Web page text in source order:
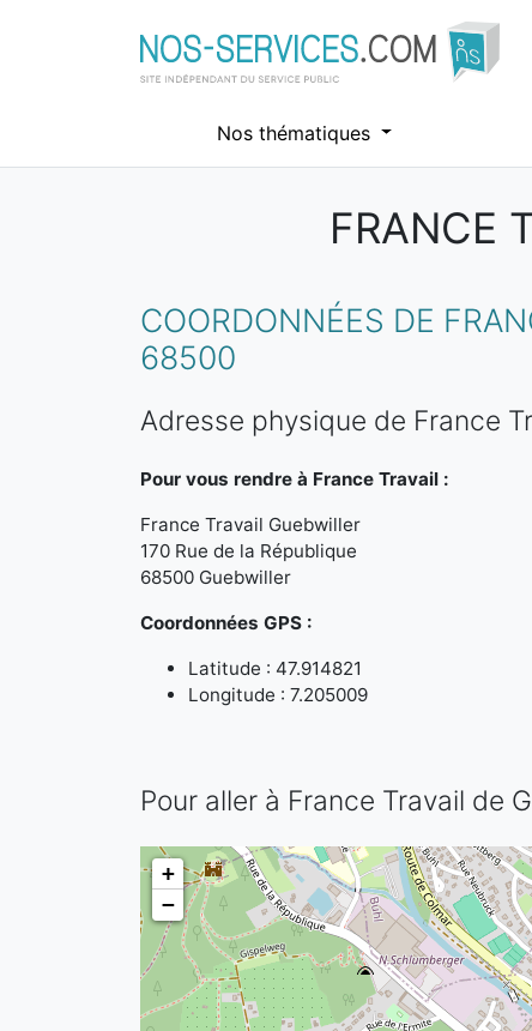
Nos thématiques
FRANCE
COORDONNÉES DE
68500
Adresse physique de France
Pour vous rendre à France Travail :
France Travail Guebwiller
170 Rue de la République
68500 Guebwiller
Coordonnées GPS :
Latitude : 47.914821
Longitude : 7.205009
Pour aller à France Travail de
+
−